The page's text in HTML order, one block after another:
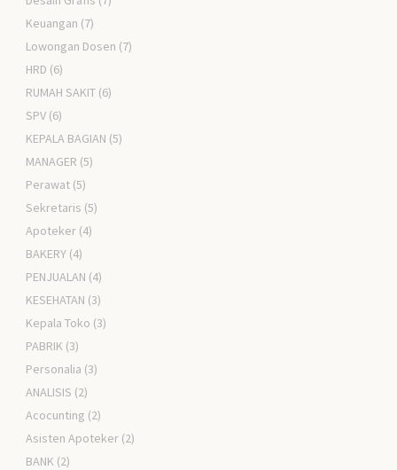
Keuangan (7)
Lowongan Dosen (7)
HRD (6)
RUMAH SAKIT (6)
SPV (6)
KEPALA BAGIAN (5)
MANAGER (5)
Perawat (5)
Sekretaris (5)
Apoteker (4)
BAKERY (4)
PENJUALAN (4)
KESEHATAN (3)
Kepala Toko (3)
PABRIK (3)
Personalia (3)
ANALISIS (2)
Acocunting (2)
Asisten Apoteker (2)
BANK (2)